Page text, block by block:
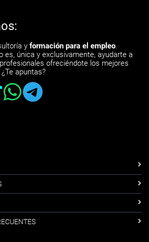
y formación para el empleo.
es, única y exclusivamente, ayudarte a
ofreciéndote los mejores
apuntas?